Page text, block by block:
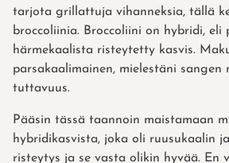
tarjota grillattuja vihanneksia, tällä
broccoliinia. Broccoliini on hybridi, eli
härmekaalista risteytetty kasvis.
parsakaalimainen, mielestäni sangen
tuttavuus.
Pääsin tässä taannoin maistamaan
hybridikasvista, joka oli ruusukaalin
risteytys ja se vasta olikin hyvää. En